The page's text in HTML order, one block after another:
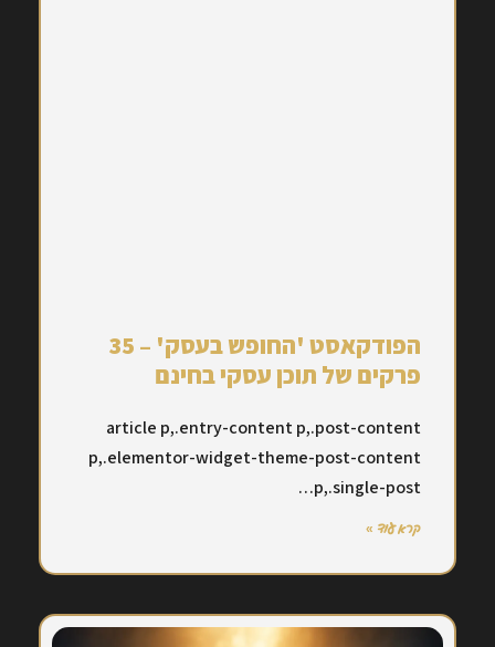
הפודקאסט 'החופש בעסק' – 35
פרקים של תוכן עסקי בחינם
article p,.entry-content p,.post-content
p,.elementor-widget-theme-post-content
p,.single-post…
קרא עוד »